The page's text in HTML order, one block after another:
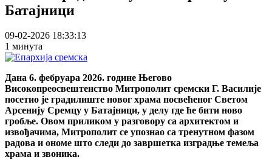
Батајници
09-02-2026 18:33:13
1 минута
Дана 6. фебруара 2026. године Његово
Високопреосвештенство Митрополит сремски Г. Василије
посетио је градилиште новог храма посвећеног Светом
Арсенију Сремцу у Батајници, у делу где ће бити ново
гробље. Овом приликом у разговору са архитектом и
извођачима, Митрополит се упознао са тренутном фазом
радова и ономе што следи до завршетка изградње темеља
храма и звоника.